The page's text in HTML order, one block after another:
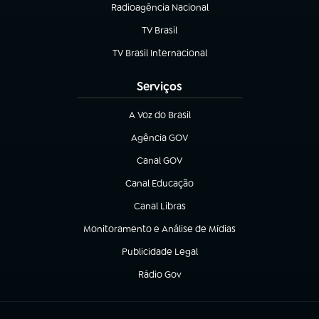
Radioagência Nacional
(abre em nova aba)
TV Brasil
(abre em nova aba)
TV Brasil Internacional
(abre em nova aba)
Serviços
A Voz do Brasil
(abre em nova aba)
Agência GOV
(abre em nova aba)
Canal GOV
(abre em nova aba)
Canal Educação
(abre em nova aba)
Canal Libras
(abre em nova aba)
Monitoramento e Análise de Mídias
(abre em nova aba)
Publicidade Legal
(abre em nova aba)
Rádio Gov
(abre em nova aba)